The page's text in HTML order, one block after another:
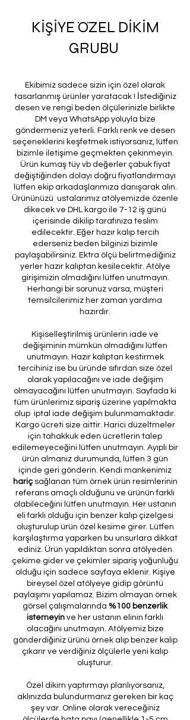
KİŞİYE ÖZEL DİKİM
GRUBU
Ekibimiz sadece sizin için özel olarak
tasarlanmış ürünler yaratacak ! İstediğiniz
desen ve rengi beden ölçülerinizle birlikte
DM veya WhatsApp yoluyla bize
göndermeniz yeterli. Farklı renk ve desen
seçeneklerini keşfetmek istiyorsanız, lütfen
bizimle iletişime geçmekten çekinmeyin.
Ürün kumaş tüy vb değerler çabuk fiyat
değiştiğinden dolayı doğru fiyatlandırmayı
lütfen ekip arkadaşlarımıza danışarak alın.
Ürününüzü ustalarımız atölyemizde özenle
dikecek ve DHL kargo ile 7-12 iş günü
içerisinde dikilip tarafınıza teslim
edilecektir. Eğer hazır kalıp tercih
ederseniz beden bilginizi bizimle
paylaşabilirsiniz. Ektra ölçü belirtmediğiniz
yerler hazır kalıptan kesilecektir. Atölye
girişimizin olmadığını lütfen unutmayın.
Herhangi bir sorunuz varsa, müşteri
temsilcilerimiz her zaman yardıma
hazırdır.
Kişiselleştirilmiş ürünlerin iade ve
değişiminin mümkün olmadığını lütfen
unutmayın. Hazır kalıptan kestirmek
tercihiniz ise bu üründe sıfırdan size özel
olarak yapılacağını ve iade değişim
olmayacağını lütfen unutmayın. Sayfada ki
tüm ürünlerimiz sipariş üzerine yapılmakta
olup iptal iade değişim bulunmamaktadır.
Kargo ücreti size aittir. Harici düzeltmeler
için tahakkuk eden ücretlerin talep
edilemeyeceğini lütfen unutmayın. Ayıplı bir
ürün almanız durumunda, lütfen 3 gün
içinde geri gönderin. Kendi mankenimiz
hariçsağlanan tüm örnek ürün resimlerinin
referans amaçlı olduğunu ve ürünün farklı
olabileceğini lütfen unutmayın. Her ustanın
eli farklı olduğu için benzer kalıp çizelgesi
oluşturulup ürün özel kesime girer. Lütfen
karşılaştırma yaparken bu unsurlara dikkat
ediniz. Ürün yapıldıktan sonra atölyeden
çekime gider ve çekimler sipariş yoğunluğu
olduğu için sadece sayfaya eklenir. Kişiye
bireysel özel atölyeye gidip görüntü
paylaşımı yapılamaz. Bizim olmayan örnek
görsel çalışmalarında %100 benzerlik
istemeyin ve her ustanın elinin farklı
olacağını unutmayın. Atölyemiz bize
gönderdiğiniz ürünü örnek alıp benzer kalıp
çıkarır ve verdiğiniz ölçülerle yeni kalıp
oluşturur.
Özel dikim yaptırmayı planlıyorsanız,
aklınızda bulundurmanız gereken bir kaç
şey var. Online olarak vereceğiniz